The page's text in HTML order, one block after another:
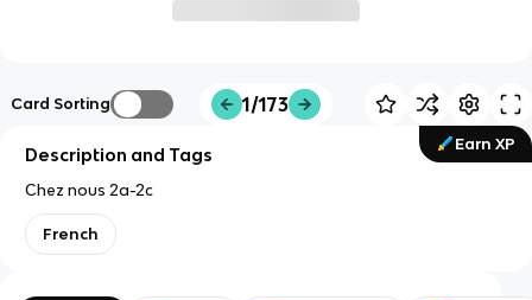
Card Sorting 1/173
Earn XP
Description and Tags
Chez nous 2a-2c
French